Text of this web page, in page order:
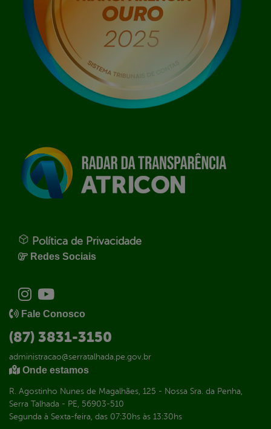
Política de Privacidade
Redes Sociais
Fale Conosco
(87) 3831-3150
administracao@serratalhada.pe.gov.br
Onde estamos
R. Agostinho Nunes de Magalhães, 125 - Nossa Sra. da Penha,
Serra Talhada - PE, 56903-510
Segunda à Sexta-feira, das 07:30hs às 13:30hs